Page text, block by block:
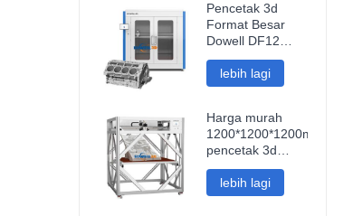
Pencetak 3d
Format Besar
Dowell DF12
Baharu Mesin
Impresora 3d
Kepersisan
Model
Perindustrian
lebih lagi
Harga murah
1200*1200*1200mm
pencetak 3d
pintar fdm
berkelajuan tinggi
sambungan wifi
lebih lagi